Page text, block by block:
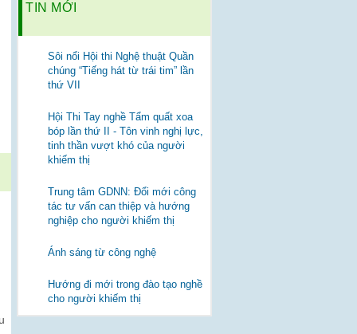
TIN MỚI
Sôi nổi Hội thi Nghệ thuật Quần
chúng “Tiếng hát từ trái tim” lần
thứ VII
Hội Thi Tay nghề Tẩm quất xoa
bóp lần thứ II - Tôn vinh nghị lực,
tinh thần vượt khó của người
khiếm thị
Trung tâm GDNN: Đổi mới công
tác tư vấn can thiệp và hướng
nghiệp cho người khiếm thị
Ánh sáng từ công nghệ
Hướng đi mới trong đào tạo nghề
cho người khiếm thị